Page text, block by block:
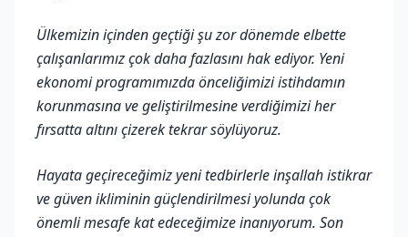
Ülkemizin içinden geçtiği şu zor dönemde elbette
çalışanlarımız çok daha fazlasını hak ediyor. Yeni
ekonomi programımızda önceliğimizi istihdamın
korunmasına ve geliştirilmesine verdiğimizi her
fırsatta altını çizerek tekrar söylüyoruz.
Hayata geçireceğimiz yeni tedbirlerle inşallah istikrar
ve güven ikliminin güçlendirilmesi yolunda çok
önemli mesafe kat edeceğimize inanıyorum. Son